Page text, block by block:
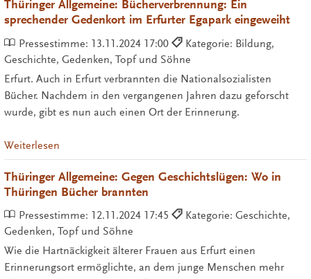
Thüringer Allgemeine: Bücherverbrennung: Ein
sprechender Gedenkort im Erfurter Egapark eingeweiht
Pressestimme: 13.11.2024 17:00
Kategorie: Bildung,
Geschichte, Gedenken, Topf und Söhne
Erfurt. Auch in Erfurt verbrannten die Nationalsozialisten
Bücher. Nachdem in den vergangenen Jahren dazu geforscht
wurde, gibt es nun auch einen Ort der Erinnerung.
Weiterlesen
Thüringer Allgemeine: Gegen Geschichtslügen: Wo in
Thüringen Bücher brannten
Pressestimme: 12.11.2024 17:45
Kategorie: Geschichte,
Gedenken, Topf und Söhne
Wie die Hartnäckigkeit älterer Frauen aus Erfurt einen
Erinnerungsort ermöglichte, an dem junge Menschen mehr